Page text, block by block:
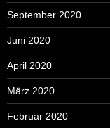
September 2020
Juni 2020
April 2020
März 2020
Februar 2020